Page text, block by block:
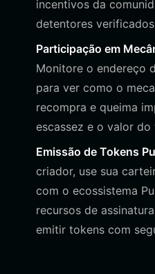
incentivos da
detentores
Participação em
Monitore o endereço
para ver como o
recompra e queima
escassez e o valor
Emissão de Tokens
criador, use sua
com o ecossistema
recursos de
emitir tokens com